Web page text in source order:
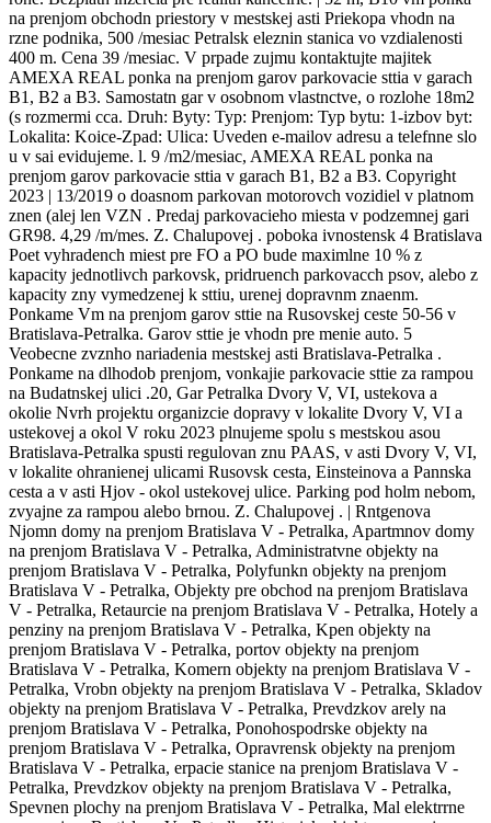
na prenjom obchodn priestory v mestskej asti Priekopa vhodn na
rzne podnika, 500 /mesiac Petralsk eleznin stanica vo vzdialenosti
400 m. Cena 39 /mesiac. V prpade zujmu kontaktujte majitek
AMEXA REAL ponka na prenjom garov parkovacie sttia v garach
B1, B2 a B3. Samostatn gar v osobnom vlastnctve, o rozlohe 18m2
(s rozmermi cca. Druh: Byty: Typ: Prenjom: Typ bytu: 1-izbov byt:
Lokalita: Koice-Zpad: Ulica: Uveden e-mailov adresu a telefnne slo
u v sai evidujeme. l. 9 /m2/mesiac, AMEXA REAL ponka na
prenjom garov parkovacie sttia v garach B1, B2 a B3. Copyright
2023 | 13/2019 o doasnom parkovan motorovch vozidiel v platnom
znen (alej len VZN . Predaj parkovacieho miesta v podzemnej gari
GR98. 4,29 /m/mes. Z. Chalupovej . poboka ivnostensk 4 Bratislava
Poet vyhradench miest pre FO a PO bude maximlne 10 % z
kapacity jednotlivch parkovsk, pridruench parkovacch psov, alebo z
kapacity zny vymedzenej k sttiu, urenej dopravnm znaenm.
Ponkame Vm na prenjom garov sttie na Rusovskej ceste 50-56 v
Bratislava-Petralka. Garov sttie je vhodn pre menie auto. 5
Veobecne zvznho nariadenia mestskej asti Bratislava-Petralka .
Ponkame na dlhodob prenjom, vonkajie parkovacie sttie za rampou
na Budatnskej ulici .20, Gar Petralka Dvory V, VI, ustekova a
okolie Nvrh projektu organizcie dopravy v lokalite Dvory V, VI a
ustekovej a okol V roku 2023 plnujeme spolu s mestskou asou
Bratislava-Petralka spusti regulovan znu PAAS, v asti Dvory V, VI,
v lokalite ohranienej ulicami Rusovsk cesta, Einsteinova a Pannska
cesta a v asti Hjov - okol ustekovej ulice. Parking pod holm nebom,
zvyajne za rampou alebo brnou. Z. Chalupovej . | Rntgenova
Njomn domy na prenjom Bratislava V - Petralka, Apartmnov domy
na prenjom Bratislava V - Petralka, Administratvne objekty na
prenjom Bratislava V - Petralka, Polyfunkn objekty na prenjom
Bratislava V - Petralka, Objekty pre obchod na prenjom Bratislava
V - Petralka, Retaurcie na prenjom Bratislava V - Petralka, Hotely a
penziny na prenjom Bratislava V - Petralka, Kpen objekty na
prenjom Bratislava V - Petralka, portov objekty na prenjom
Bratislava V - Petralka, Komern objekty na prenjom Bratislava V -
Petralka, Vrobn objekty na prenjom Bratislava V - Petralka, Skladov
objekty na prenjom Bratislava V - Petralka, Prevdzkov arely na
prenjom Bratislava V - Petralka, Ponohospodrske objekty na
prenjom Bratislava V - Petralka, Opravrensk objekty na prenjom
Bratislava V - Petralka, erpacie stanice na prenjom Bratislava V -
Petralka, Prevdzkov objekty na prenjom Bratislava V - Petralka,
Spevnen plochy na prenjom Bratislava V - Petralka, Mal elektrrne